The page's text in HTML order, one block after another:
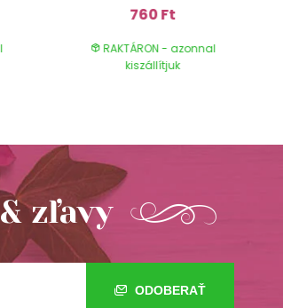
760 Ft
RAKTÁRON - azonnal
kiszállítjuk
zľavy
ODOBERAŤ